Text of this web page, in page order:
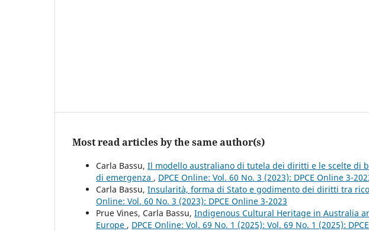
Most read articles by the same author(s)
Carla Bassu, Il modello australiano di tutela dei diritti e le scelte di
di emergenza , DPCE Online: Vol. 60 No. 3 (2023): DPCE Online 3-
Carla Bassu, Insularità, forma di Stato e godimento dei diritti tra
Online: Vol. 60 No. 3 (2023): DPCE Online 3-2023
Prue Vines, Carla Bassu, Indigenous Cultural Heritage in Australia
Europe , DPCE Online: Vol. 69 No. 1 (2025): Vol. 69 No. 1 (2025):